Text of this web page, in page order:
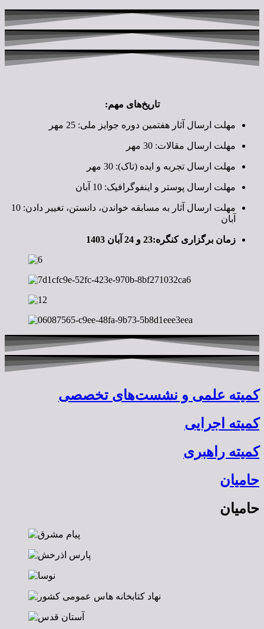
تاريخ‌های مهم:
مهلت ارسال آثار هفتمین دوره جوایز ملی: 25 مهر
مهلت ارسال مقالات: 30 مهر
مهلت ارسال تجربه و ایده (تاک): 30 مهر
مهلت ارسال پوستر و اینفوگرافیک: 10 آبان
مهلت ارسال آثار به مسابقه خواندن، دانستن، تغییر دادن: 10
آبان
زمان برگزاری کنگره:23 و 24 آبان 1403
کمیته علمی و نشست‌‎های تخصصی
کمیته اجرایی
کمیته راهبری
حامیان
حامیان